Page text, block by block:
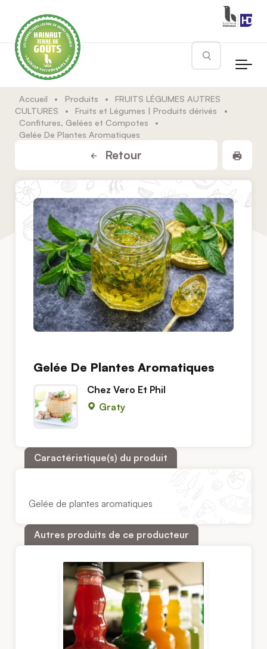
Rechercher
Accueil • Produits •
FRUITS LÉGUMES AUTRES
CULTURES
• Fruits et Légumes | Produits dérivés
•
Confitures, Gelées et Compotes
•
Gelée De Plantes Aromatiques
Retour
Gelée De Plantes Aromatiques
Chez Vero Et Phil
Graty
Caractéristique(s) du produit
Gelée de plantes aromatiques
Autres produits de ce producteur